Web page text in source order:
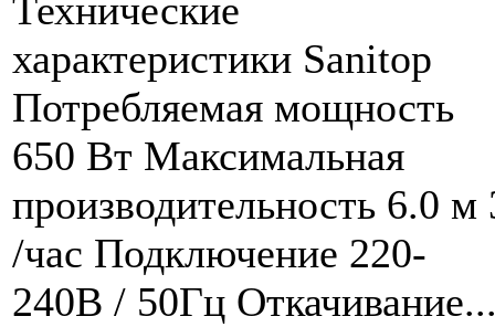
Технические
характеристики Sanitop
Потребляемая мощность
650 Вт Максимальная
производительность 6.0 м
/час Подключение 220-
240В / 50Гц